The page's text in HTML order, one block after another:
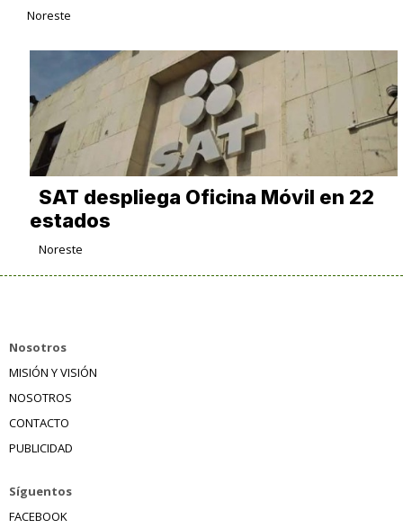
Noreste
SAT despliega Oficina Móvil en 22
estados
Noreste
Nosotros
MISIÓN Y VISIÓN
NOSOTROS
CONTACTO
PUBLICIDAD
Síguentos
FACEBOOK